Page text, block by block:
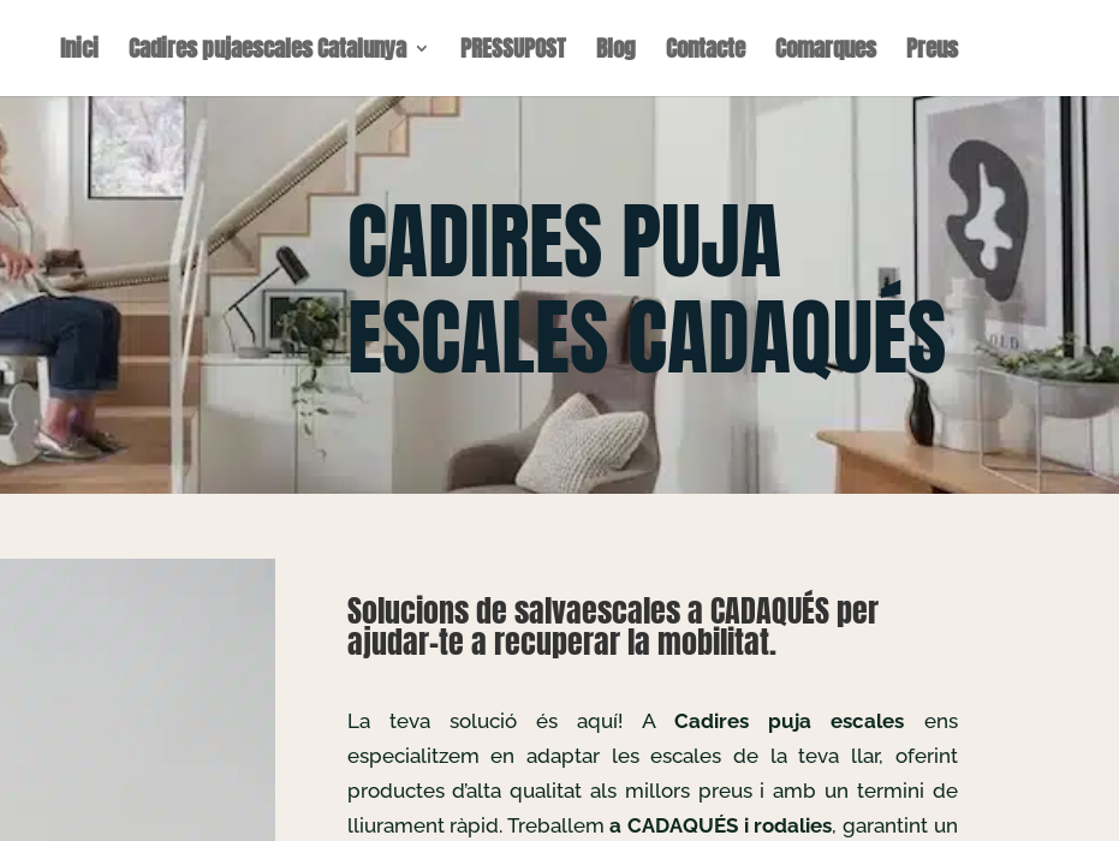
Inici Cadires pujaescales Catalunya PRESSUPOST Blog Contacte Comarques Preus
CADIRES PUJA
ESCALES CADAQUÉS
Solucions de salvaescales a CADAQUÉS per
ajudar-te a recuperar la mobilitat.
La teva solució és aquí! A Cadires puja escales ens
especialitzem en adaptar les escales de la teva llar, oferint
productes d’alta qualitat als millors preus i amb un termini de
lliurament ràpid. Treballema CADAQUÉS i rodalies, garantint un